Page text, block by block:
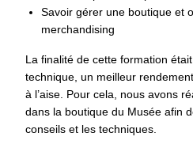
Savoir gérer une boutique et
merchandising
La finalité de cette formation
technique, un meilleur
à l’aise. Pour cela, nous avons
dans la boutique du Musée afin
conseils et les techniques.